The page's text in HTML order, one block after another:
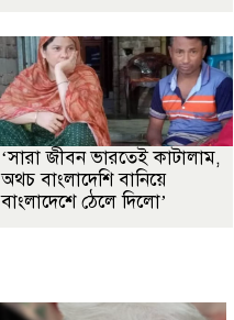
‘সারা জীবন ভারতেই কাটালাম,
অথচ বাংলাদেশি বানিয়ে
বাংলাদেশে ঠেলে দিলো’